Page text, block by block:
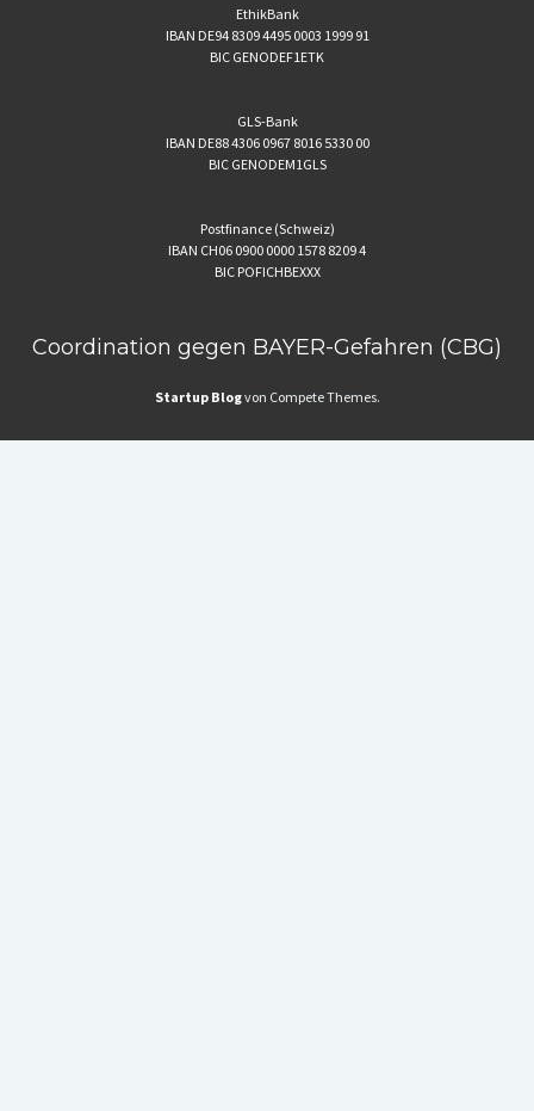
EthikBank
IBAN DE94 8309 4495 0003 1999 91
BIC GENODEF1ETK
GLS-Bank
IBAN DE88 4306 0967 8016 5330 00
BIC GENODEM1GLS
Postfinance (Schweiz)
IBAN CH06 0900 0000 1578 8209 4
BIC POFICHBEXXX
Coordination gegen BAYER-Gefahren (CBG)
Startup Blogvon Compete Themes.